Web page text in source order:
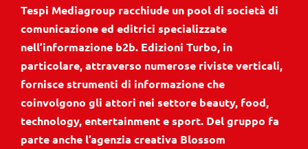
Tespi Mediagroup racchiude un pool di società di
comunicazione ed editrici specializzate
nell’informazione b2b. Edizioni Turbo, in
particolare, attraverso numerose riviste verticali,
fornisce strumenti di informazione che
coinvolgono gli attori nei settore beauty, food,
technology, entertainment e sport. Del gruppo fa
parte anche l’agenzia creativa Blossom